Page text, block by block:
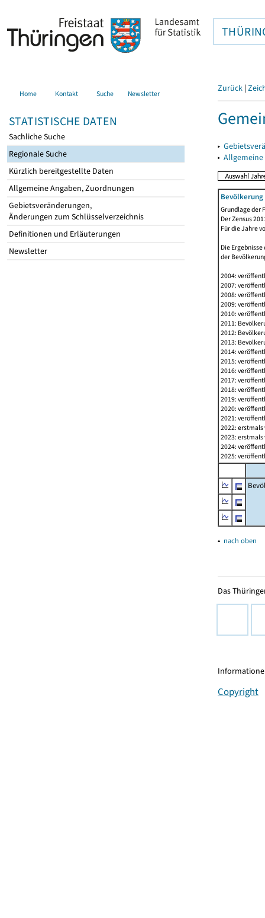
Home Kontakt Suche Newsletter
STATISTISCHE DATEN
Sachliche Suche
Regionale Suche
Kürzlich bereitgestellte Daten
Allgemeine Angaben, Zuordnungen
Gebietsveränderungen,
Änderungen zum Schlüsselverzeichnis
Definitionen und Erläuterungen
Newsletter
Zurück |
▸
▸
Grundlage der
Der Zensus
Für die Jahre
Die
der
2004:
2007:
2008:
2009:
2010:
2011:
2012:
2013:
2014:
2015:
2016:
2017:
2018:
2019:
2020:
2021:
2022:
2023:
2024:
2025:
▴ nach oben
Das
Copyright